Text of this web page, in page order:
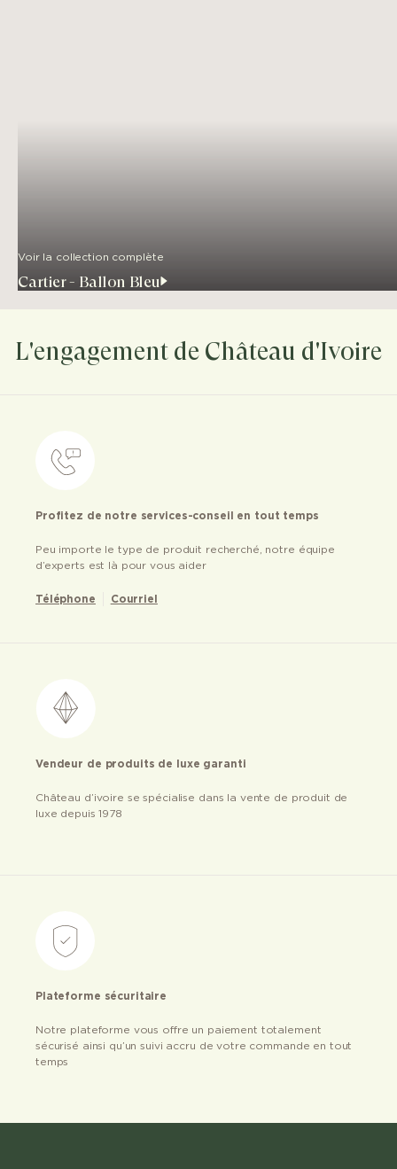
Voir la collection complète
Cartier - Ballon Bleu
L'engagement de Château d'Ivoire
Profitez de notre services-conseil en tout temps
Peu importe le type de produit recherché, notre équipe
d’experts est là pour vous aider
Téléphone Courriel
Vendeur de produits de luxe garanti
Château d’ivoire se spécialise dans la vente de produit de
luxe depuis 1978
Plateforme sécuritaire
Notre plateforme vous offre un paiement totalement
sécurisé ainsi qu’un suivi accru de votre commande en tout
temps